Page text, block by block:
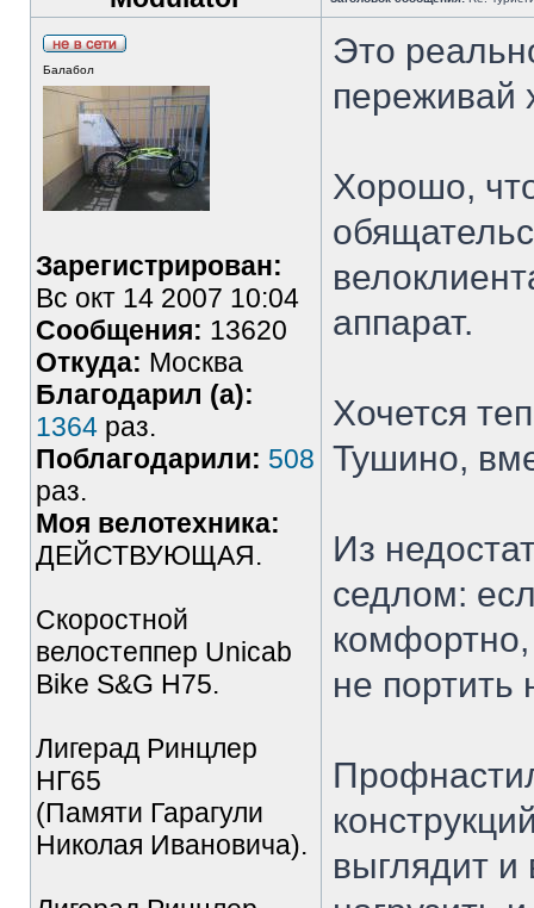
Балабол
Зарегистрирован:
Вс окт 14 2007 10:04
Сообщения: 13620
Откуда: Москва
Благодарил (а):
1364 раз.
Поблагодарили: 508
раз.
Моя велотехника:
ДЕЙСТВУЮЩАЯ.
Скоростной
велостеппер Unicab
Bike S&G Н75.
Лигерад Ринцлер
НГ65
(Памяти Гарагули
Николая Ивановича).
Это
переживай
Хорошо,
аппарат.
Хочется
Тушино,
Из
седлом:
комфортно,
не портить
выглядит и